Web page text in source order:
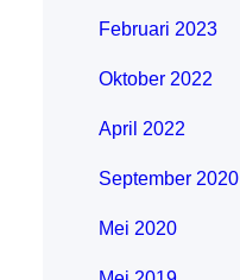
Februari 2023
Oktober 2022
April 2022
September 2020
Mei 2020